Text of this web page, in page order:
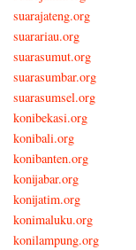
suarajateng.org
suarariau.org
suarasumut.org
suarasumbar.org
suarasumsel.org
konibekasi.org
konibali.org
konibanten.org
konijabar.org
konijatim.org
konimaluku.org
konilampung.org